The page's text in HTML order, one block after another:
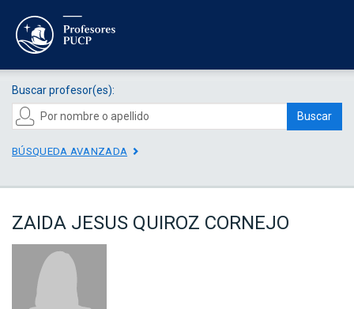
Buscar profesor(es):
Buscar
BÚSQUEDA AVANZADA
ZAIDA JESUS QUIROZ CORNEJO